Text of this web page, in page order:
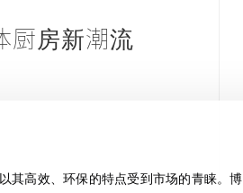
厨房新潮流
其高效、环保的特点受到市场的青睐。